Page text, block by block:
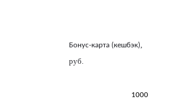
Бонус-карта (кешбэк),
руб.
1000